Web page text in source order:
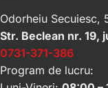
Odorheiu Secuiesc,
Str. Beclean nr. 19,
0731-371-386
Program de lucru: